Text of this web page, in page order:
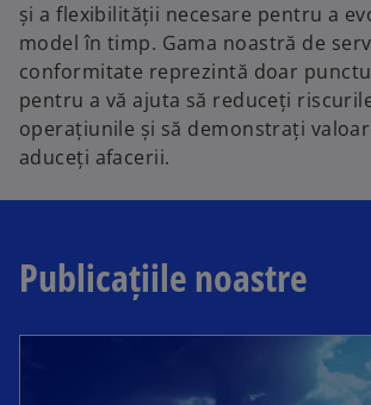
și a flexibilității necesare pentru a
model în timp. Gama noastră de
conformitate reprezintă doar
pentru a vă ajuta să reduceți
operațiunile și să demonstrați
aduceți afacerii.
Publicațiile noastre